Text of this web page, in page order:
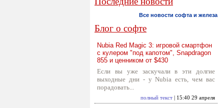
Все новости софта и железа
Блог о софте
Nubia Red Magic 3: игровой смартфон
с кулером "под капотом", Snapdragon
855 и ценником от $430
Если вы уже заскучали в эти долгие
выходные дни - у Nubia есть, чем вас
порадовать...
полный текст | 15:40 29 апреля